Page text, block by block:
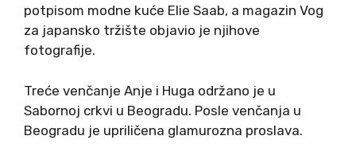
potpisom modne kuće Elie Saab, a magazin Vog
za japansko tržište objavio je njihove
fotografije.
Treće venčanje Anje i Huga održano je u
Sabornoj crkvi u Beogradu. Posle venčanja u
Beogradu je upriličena glamurozna proslava.